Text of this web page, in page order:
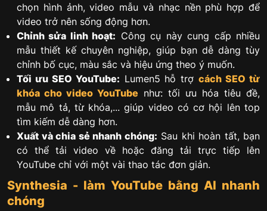
chọn hình ảnh, video mẫu và nhạc nền phù hợp để
video trở nên sống động hơn.
Chỉnh sửa linh hoạt: Công cụ này cung cấp nhiều
mẫu thiết kế chuyên nghiệp, giúp bạn dễ dàng tùy
chỉnh bố cục, màu sắc và hiệu ứng theo ý muốn.
Tối ưu SEO YouTube: Lumen5 hỗ trợcách SEO từ
khóa cho video YouTube như: tối ưu hóa tiêu đề,
mẫu mô tả, từ khóa,... giúp video có cơ hội lên top
tìm kiếm dễ dàng hơn.
Xuất và chia sẻ nhanh chóng: Sau khi hoàn tất, bạn
có thể tải video về hoặc đăng tải trực tiếp lên
YouTube chỉ với một vài thao tác đơn giản.
Synthesia - làm YouTube bằng AI nhanh
chóng